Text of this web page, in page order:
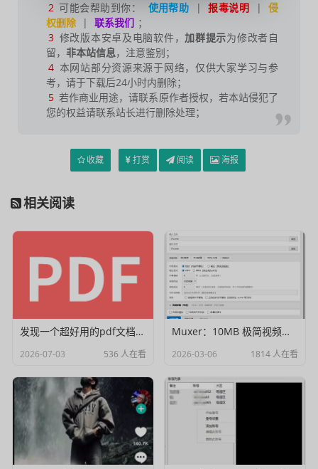
2 可能会帮助到你： 使用帮助 | 报毒说明 |
侵
权删除
| 联系我们 ；
3 修改版本安卓及电脑软件，加群提示为修改者自
留， 非本站信息，注意鉴别；
4 本网站部分资源来源于网络，仅供大家学习与参
考，请于下载后24小时内删除；
5 若作商业用途，请联系原作者授权，若本站侵犯了
您的权益请联系站长进行删除处理；
收藏 打赏 阅读 海报
相关阅读
发现一个超好用的pdf文档编辑器
2026-07-03 536 人在看
Muxer：10MB 极简视频字幕批量封装工具 (单文件/绿色版)
2026-03-06 1814 人在看